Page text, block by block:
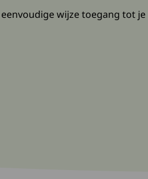
wijze toegang tot je